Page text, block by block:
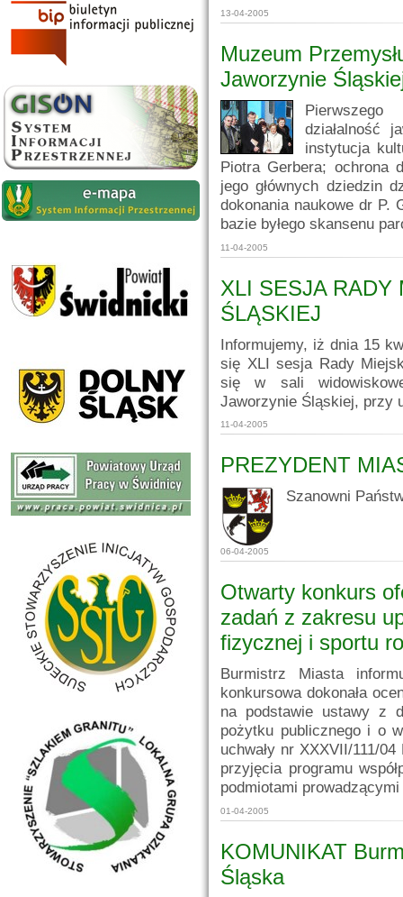
13-04-2005
Muzeum
Jaworzynie
działalność
instytucja
Piotra Gerbera; ochrona
jego głównych dziedzin
dokonania naukowe dr P.
bazie byłego skansenu
11-04-2005
XLI SESJA RADY
ŚLĄSKIEJ
Informujemy, iż dnia 15
się XLI sesja Rady
się w sali
Jaworzynie Śląskiej, przy
11-04-2005
PREZYDENT
Szanowni
06-04-2005
Otwarty konkurs
zadań z zakresu
fizycznej i sportu
Burmistrz Miasta
konkursowa dokonała
na podstawie ustawy z
pożytku publicznego i o
uchwały nr XXXVII/111/
przyjęcia programu
podmiotami
01-04-2005
KOMUNIKAT
Śląska